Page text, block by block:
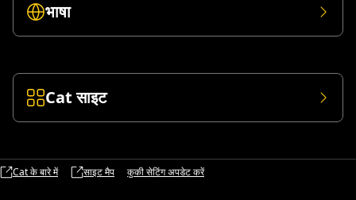
भाषा
Cat साइट
Cat के बारे में साइट मैप कुकी सेटिंग अपडेट करें